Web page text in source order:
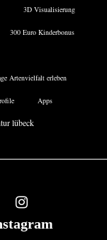
3D Visualisierung
300 Euro Kinderbonus
Artenvielfalt erleben
Apps
lübeck